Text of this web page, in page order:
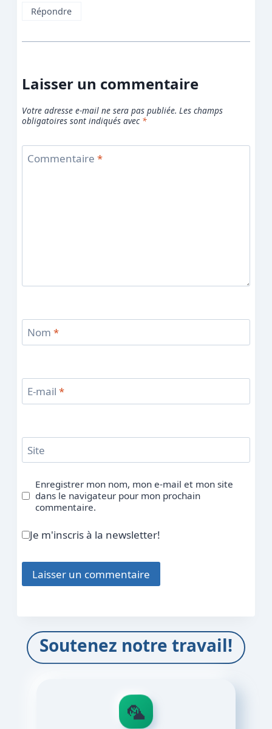
Répondre
Laisser un commentaire
Votre adresse e-mail ne sera pas publiée. Les champs
obligatoires sont indiqués avec *
Commentaire *
Nom *
E-mail *
Site
Enregistrer mon nom, mon e-mail et mon site
dans le navigateur pour mon prochain
commentaire.
Je m'inscris à la newsletter!
Soutenez notre travail!
🦜